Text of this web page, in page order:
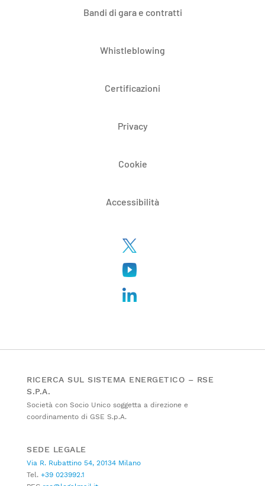
Bandi di gara e contratti
Whistleblowing
Certificazioni
Privacy
Cookie
Accessibilità
RICERCA SUL SISTEMA ENERGETICO – RSE
S.P.A.
Società con Socio Unico soggetta a direzione e
coordinamento di GSE S.p.A.
SEDE LEGALE
Via R. Rubattino 54, 20134 Milano
Tel. +39 023992.1